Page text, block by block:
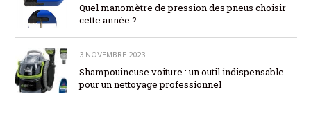
Quel manomètre de pression des pneus choisir
cette année ?
3 NOVEMBRE 2023
Shampouineuse voiture : un outil indispensable
pour un nettoyage professionnel